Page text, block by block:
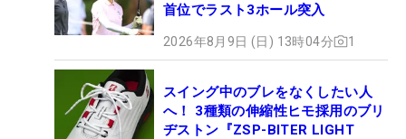
首位でラスト3ホール突入
2026年8月9日 (日) 13時04分 1
スイング中のブレをなくしたい人
へ！ 3種類の伸縮性ヒモ採用のブリ
ヂストン『ZSP-BITER LIGHT